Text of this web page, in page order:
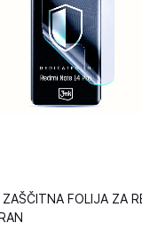
FOLIJA ZA